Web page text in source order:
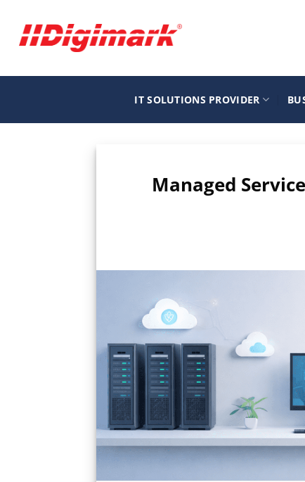
περιεχόμενο
IT SOLUTIONS PROVIDER
Managed